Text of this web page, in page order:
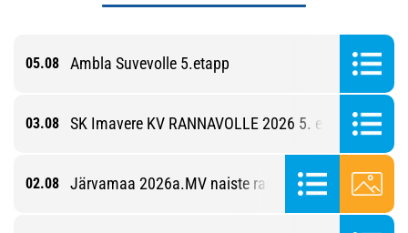
05.08 Ambla Suvevolle 5.etapp
03.08 SK Imavere KV RANNAVOLLE 2026 5. etapp
02.08 Järvamaa 2026a.MV naiste rannavolles